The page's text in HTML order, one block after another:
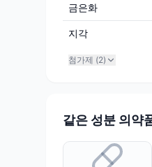
금은화
지각
첨가제 (2)
같은 성분 의약